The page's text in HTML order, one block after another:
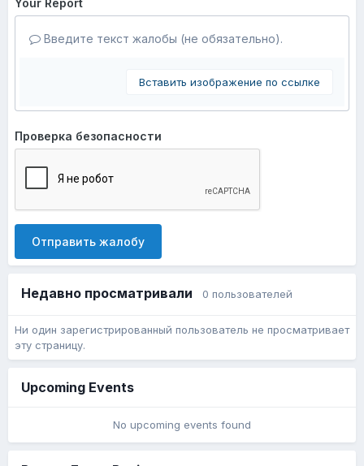
Your Report
Введите текст жалобы (не обязательно).
Вставить изображение по ссылке
Проверка безопасности
Отправить жалобу
Недавно просматривали 0 пользователей
Ни один зарегистрированный пользователь не просматривает
эту страницу.
Upcoming Events
No upcoming events found